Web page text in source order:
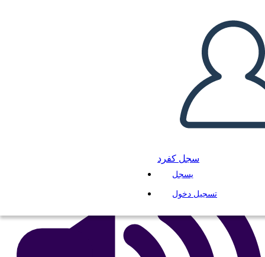
سجل كفرد
يسجل
تسجيل دخول
Della Ragazza Marrone